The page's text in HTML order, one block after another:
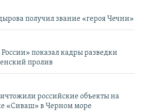
получил звание «героя Чечни»
показал кадры разведки
пролив
российские объекты на
«Сиваш» в Черном море